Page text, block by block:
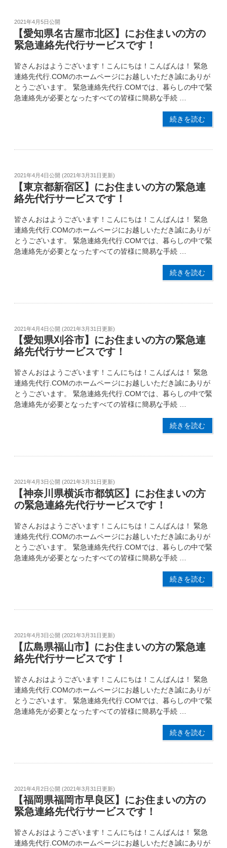
2021年4月5日公開
【愛知県名古屋市北区】にお住まいの方の
緊急連絡先代行サービスです！
皆さんおはようございます！こんにちは！こんばんは！ 緊急
連絡先代行.COMのホームページにお越しいただき誠にありが
とうございます。 緊急連絡先代行.COMでは、暮らしの中で緊
急連絡先が必要となったすべての皆様に簡易な手続 …
続きを読む
2021年4月4日公開 (2021年3月31日更新)
【東京都新宿区】にお住まいの方の緊急連
絡先代行サービスです！
皆さんおはようございます！こんにちは！こんばんは！ 緊急
連絡先代行.COMのホームページにお越しいただき誠にありが
とうございます。 緊急連絡先代行.COMでは、暮らしの中で緊
急連絡先が必要となったすべての皆様に簡易な手続 …
続きを読む
2021年4月4日公開 (2021年3月31日更新)
【愛知県刈谷市】にお住まいの方の緊急連
絡先代行サービスです！
皆さんおはようございます！こんにちは！こんばんは！ 緊急
連絡先代行.COMのホームページにお越しいただき誠にありが
とうございます。 緊急連絡先代行.COMでは、暮らしの中で緊
急連絡先が必要となったすべての皆様に簡易な手続 …
続きを読む
2021年4月3日公開 (2021年3月31日 更新)
【神奈川県横浜市都筑区】にお住まいの方
の緊急連絡先代行サービスです！
皆さんおはようございます！こんにちは！こんばんは！ 緊急
連絡先代行.COMのホームページにお越しいただき誠にありが
とうございます。 緊急連絡先代行.COMでは、暮らしの中で緊
急連絡先が必要となったすべての皆様に簡易な手続 …
続きを読む
2021年4月3日公開 (2021年3月31日更新)
【広島県福山市】にお住まいの方の緊急連
絡先代行サービスです！
皆さんおはようございます！こんにちは！こんばんは！ 緊急
連絡先代行.COMのホームページにお越しいただき誠にありが
とうございます。 緊急連絡先代行.COMでは、暮らしの中で緊
急連絡先が必要となったすべての皆様に簡易な手続 …
続きを読む
2021年4月2日公開 (2021年3月31日更新)
【福岡県福岡市早良区】にお住まいの方の
緊急連絡先代行サービスです！
皆さんおはようございます！こんにちは！こんばんは！ 緊急
連絡先代行.COMのホームページにお越しいただき誠にありが